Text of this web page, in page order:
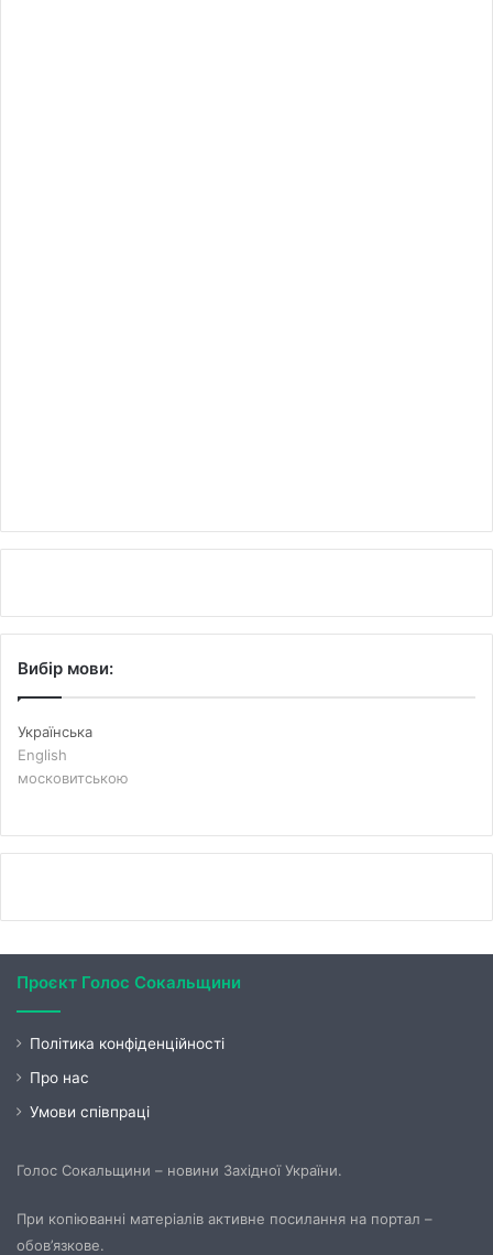
Вибір мови:
Українська
English
московитською
Проєкт Голос Сокальщини
Політика конфіденційності
Про нас
Умови співпраці
Голос Сокальщини – новини Західної України.
При копіюванні матеріалів активне посилання на портал –
обов’язкове.